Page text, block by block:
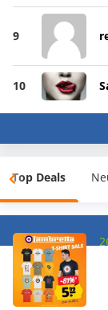
9
10
Top Deals